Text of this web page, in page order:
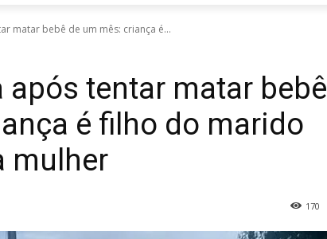
matar bebê de um mês: criança é...
após tentar matar bebê
é filho do marido
mulher
170